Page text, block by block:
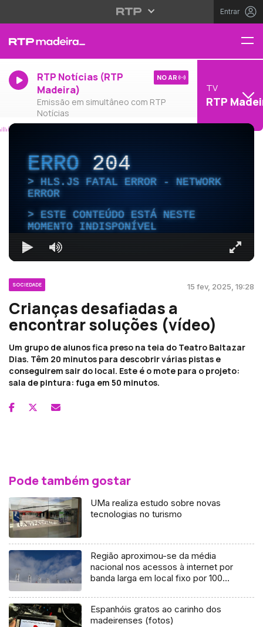
Entrar
RTP Notícias (RTP
Madeira)
Emissão em simultâneo com RTP
Notícias
NO AR
TV
RTP
ERRO204
HLS.JS FATAL ERROR - NETWORK
ERROR
ESTE CONTEÚDO ESTÁ NESTE
MOMENTO INDISPONÍVEL
SOCIEDADE 15 fev, 2025, 19:28
Crianças desafiadas a
encontrar soluções (vídeo)
Um grupo de alunos fica preso na teia do Teatro Baltazar
Dias. Têm 20 minutos para descobrir várias pistas e
conseguirem sair do local. Este é o mote para o projeto:
sala de pintura: fuga em 50 minutos.
Pode também gostar
UMa realiza estudo sobre novas
tecnologias no turismo
Região aproximou-se da média
nacional nos acessos à internet por
banda larga em local fixo por 100
Espanhóis gratos ao carinho dos
madeirenses (fotos)